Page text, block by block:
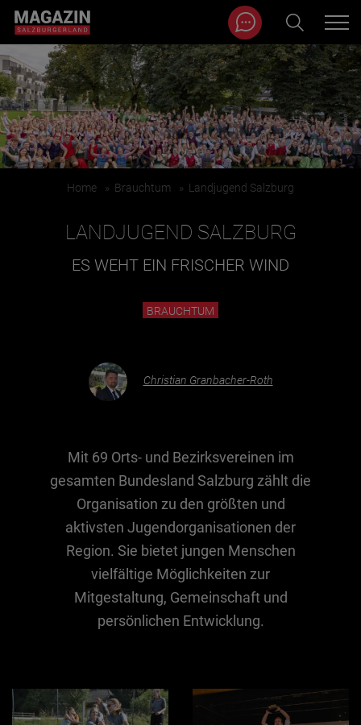
Zum Inhalt springen
BEITRÄGE IN MEINER NÄHE
BEITRÄGE IN MEINER NÄHE ANZEIGEN
Nachhaltigkeit
Kunst & Kultur
BEITRÄGE NACH MONAT
Magazin durchsuchen...
Home » Brauchtum » Landjugend Salzburg
LANDJUGEND SALZBURG
ES WEHT EIN FRISCHER WIND
BRAUCHTUM
Christian Granbacher-Roth
Mit 69 Orts- und Bezirksvereinen im
gesamten Bundesland Salzburg zählt die
Organisation zu den größten und
aktivsten Jugendorganisationen der
Region. Sie bietet jungen Menschen
vielfältige Möglichkeiten zur
Mitgestaltung, Gemeinschaft und
persönlichen Entwicklung.